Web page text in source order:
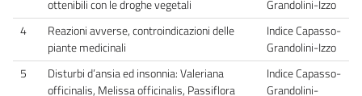
ottenibili con le droghe vegetali
Grandolini-Izzo
4
Reazioni avverse, controindicazioni delle
piante medicinali
Indice Capasso-
Grandolini-Izzo
5
Disturbi d’ansia ed insonnia: Valeriana
officinalis, Melissa officinalis, Passiflora
Indice Capasso-
Grandolini-